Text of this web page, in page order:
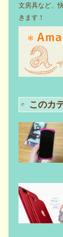
文房具など、
きます！
このカ